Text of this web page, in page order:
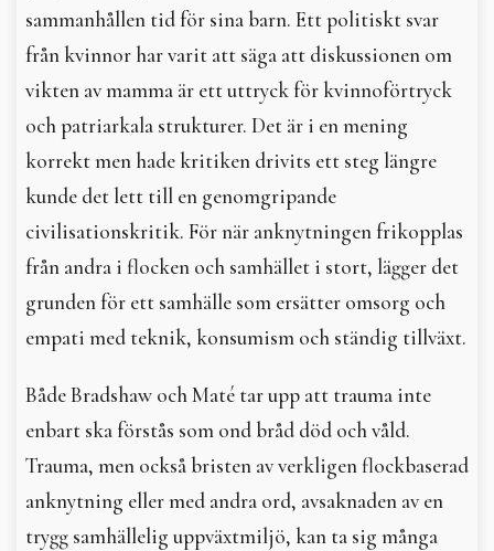
sammanhållen tid för sina barn. Ett politiskt svar
från kvinnor har varit att säga att diskussionen om
vikten av mamma är ett uttryck för kvinnoförtryck
och patriarkala strukturer. Det är i en mening
korrekt men hade kritiken drivits ett steg längre
kunde det lett till en genomgripande
civilisationskritik. För när anknytningen frikopplas
från andra i flocken och samhället i stort, lägger det
grunden för ett samhälle som ersätter omsorg och
empati med teknik, konsumism och ständig tillväxt.
Både Bradshaw och Maté tar upp att trauma inte
enbart ska förstås som ond bråd död och våld.
Trauma, men också bristen av verkligen flockbaserad
anknytning eller med andra ord, avsaknaden av en
trygg samhällelig uppväxtmiljö, kan ta sig många